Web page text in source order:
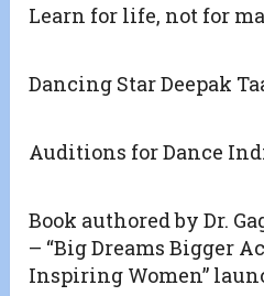
Learn for life, not for
Dancing Star Deepak
Auditions for Dance
Book authored by Dr.
– “Big Dreams Bigger
Inspiring Women”